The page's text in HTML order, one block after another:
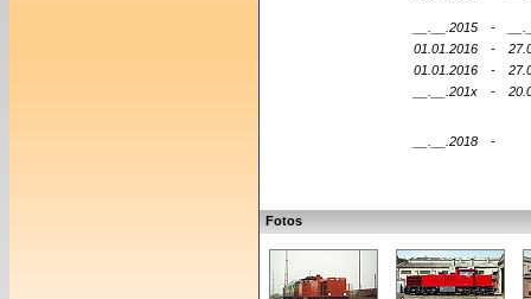
__.__.2015 -
01.01.2016
-
01.01.2016
-
__.__.201x
-
__.__.2018 -
Fotos